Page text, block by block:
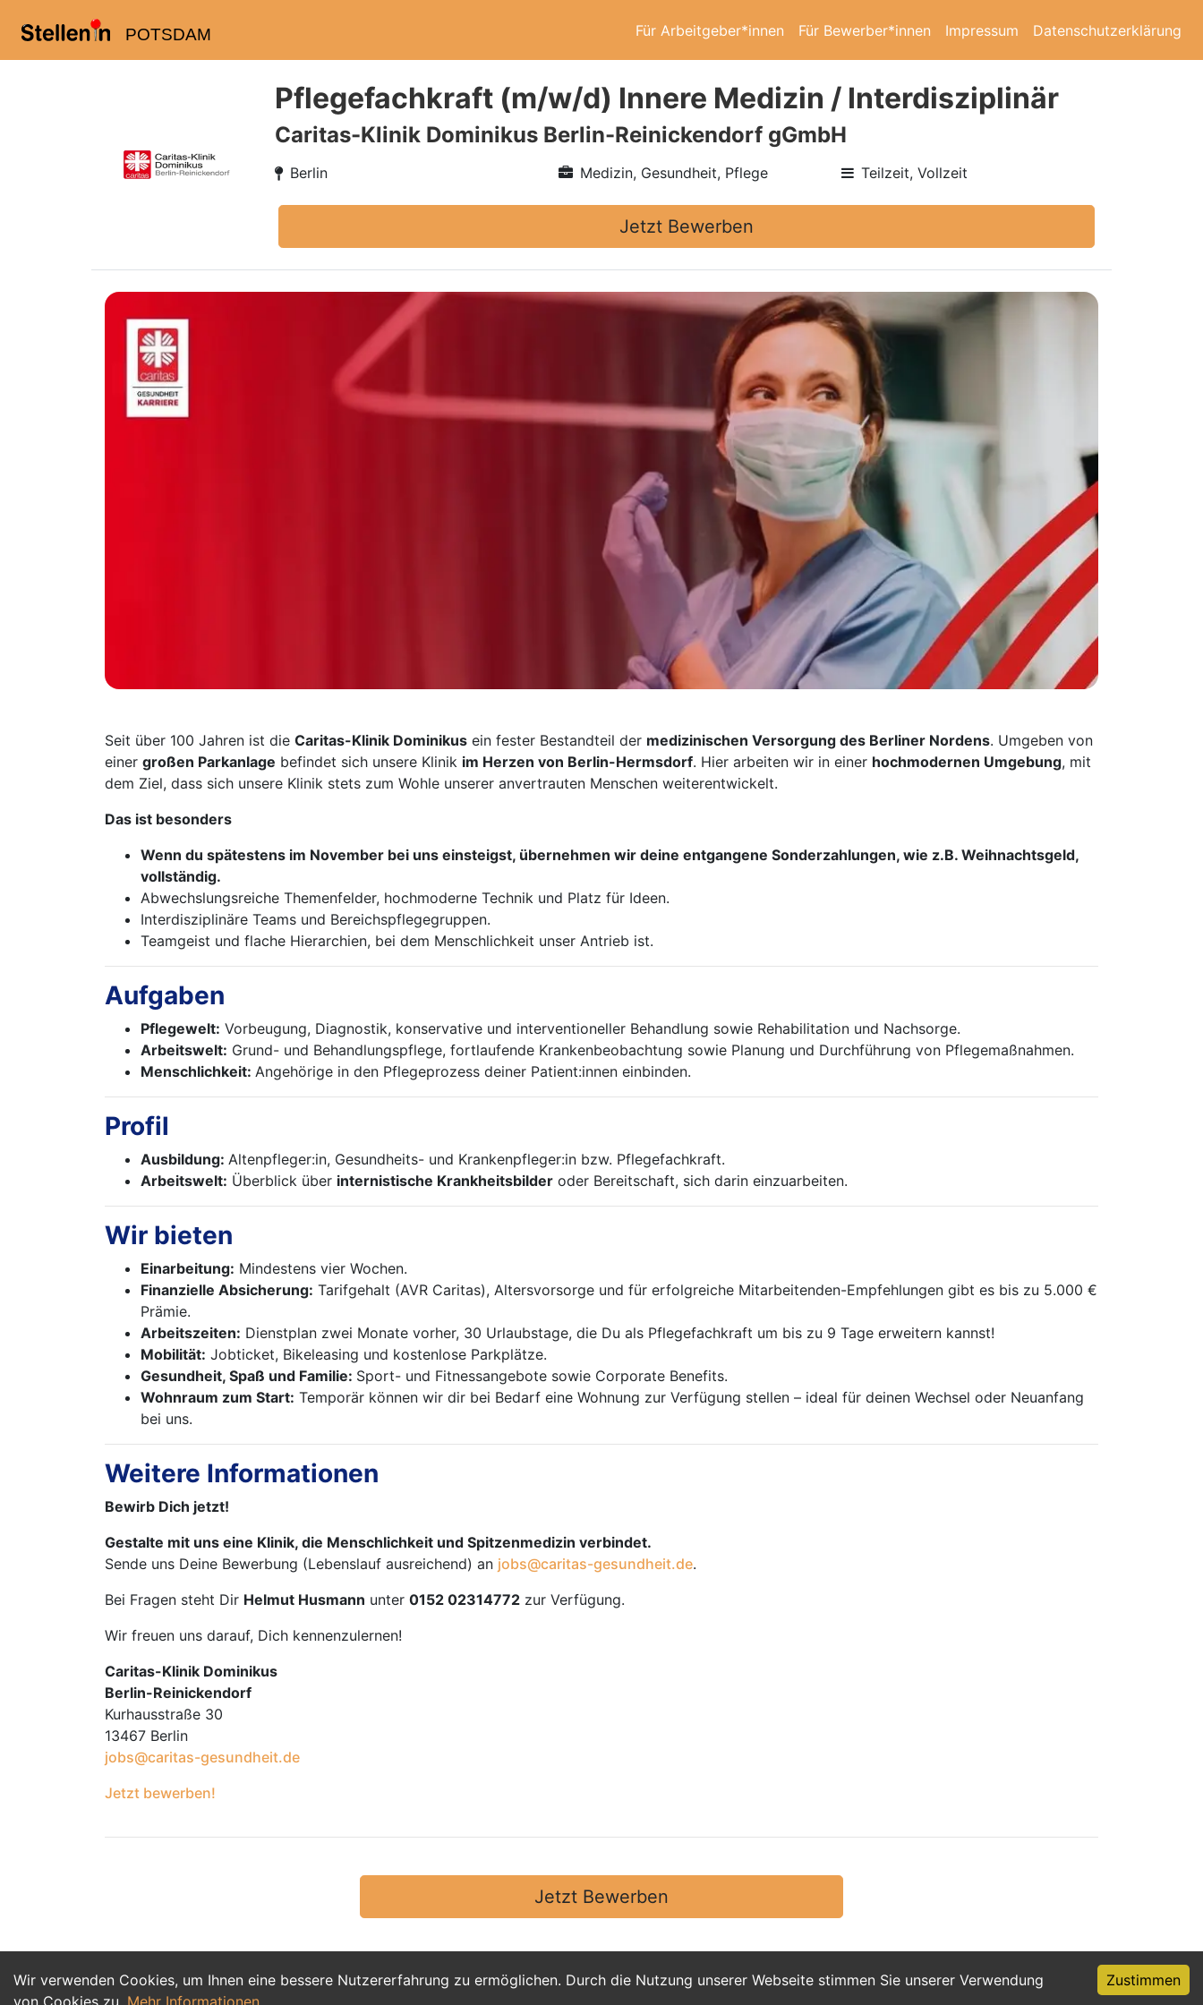
POTSDAM Für Arbeitgeber*innen Für Bewerber*innen Impressum Datenschutzerklärung
Wir verwenden Cookies, um Ihnen eine bessere Nutzererfahrung zu ermöglichen. Durch die Nutzung unserer Webseite stimmen Sie unserer Verwendung
von Cookies zu. Mehr Informationen
Zustimmen
Pflegefachkraft (m/w/d) Innere Medizin / Interdisziplinär
Caritas-Klinik Dominikus Berlin-Reinickendorf gGmbH
Berlin Medizin, Gesundheit, Pflege Teilzeit, Vollzeit
Jetzt Bewerben
Seit über 100 Jahren ist die Caritas-Klinik Dominikus ein fester Bestandteil der medizinischen Versorgung des Berliner Nordens. Umgeben von
einer großen Parkanlage befindet sich unsere Klinik im Herzen von Berlin-Hermsdorf. Hier arbeiten wir in einer hochmodernen Umgebung, mit
dem Ziel, dass sich unsere Klinik stets zum Wohle unserer anvertrauten Menschen weiterentwickelt.
Das ist besonders
Wenn du spätestens im November bei uns einsteigst, übernehmen wir deine entgangene Sonderzahlungen, wie z.B. Weihnachtsgeld,
vollständig.
Abwechslungsreiche Themenfelder, hochmoderne Technik und Platz für Ideen.
Interdisziplinäre Teams und Bereichspflegegruppen.
Teamgeist und flache Hierarchien, bei dem Menschlichkeit unser Antrieb ist.
Aufgaben
Pflegewelt: Vorbeugung, Diagnostik, konservative und interventioneller Behandlung sowie Rehabilitation und Nachsorge.
Arbeitswelt: Grund- und Behandlungspflege, fortlaufende Krankenbeobachtung sowie Planung und Durchführung von Pflegemaßnahmen.
Menschlichkeit: Angehörige in den Pflegeprozess deiner Patient:innen einbinden.
Profil
Ausbildung: Altenpfleger:in, Gesundheits- und Krankenpfleger:in bzw. Pflegefachkraft.
Arbeitswelt: Überblick über internistische Krankheitsbilder oder Bereitschaft, sich darin einzuarbeiten.
Wir bieten
Einarbeitung: Mindestens vier Wochen.
Finanzielle Absicherung: Tarifgehalt (AVR Caritas), Altersvorsorge und für erfolgreiche Mitarbeitenden-Empfehlungen gibt es bis zu 5.000 €
Prämie.
Arbeitszeiten: Dienstplan zwei Monate vorher, 30 Urlaubstage, die Du als Pflegefachkraft um bis zu 9 Tage erweitern kannst!
Mobilität: Jobticket, Bikeleasing und kostenlose Parkplätze.
Gesundheit, Spaß und Familie: Sport- und Fitnessangebote sowie Corporate Benefits.
Wohnraum zum Start: Temporär können wir dir bei Bedarf eine Wohnung zur Verfügung stellen – ideal für deinen Wechsel oder Neuanfang
bei uns.
Weitere Informationen
Bewirb Dich jetzt!
Gestalte mit uns eine Klinik, die Menschlichkeit und Spitzenmedizin verbindet.
Sende uns Deine Bewerbung (Lebenslauf ausreichend) an jobs@caritas-gesundheit.de.
Bei Fragen steht Dir Helmut Husmann unter 0152 02314772 zur Verfügung.
Wir freuen uns darauf, Dich kennenzulernen!
Caritas-Klinik Dominikus
Berlin-Reinickendorf
Kurhausstraße 30
13467 Berlin
jobs@caritas-gesundheit.de
Jetzt bewerben!
Jetzt Bewerben